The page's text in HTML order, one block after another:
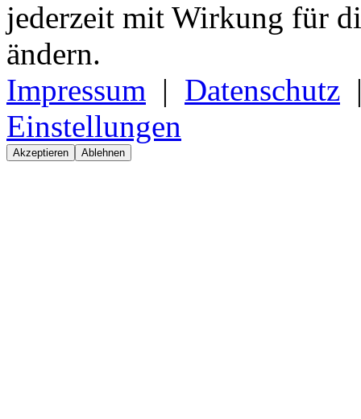
jederzeit mit Wirkung für
ändern.
Impressum | Datenschutz
Einstellungen
Akzeptieren Ablehnen